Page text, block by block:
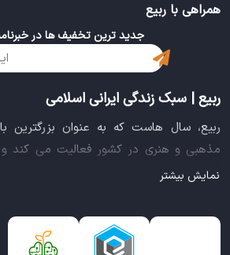
همراهی با ربیع
جدید ترین تخفیف ها در
ربیع | سبک زندگی ایرانی اسلامی
ربیع، سال هاست که به عنوان بزرگترین
مذهبی و هنری در کشور فعالیت می کند و
سبک زندگی ایرانی اسلامی قرار داده است. این
شما را برای خرید اینترنتی کالاهای
نمایش بیشتر